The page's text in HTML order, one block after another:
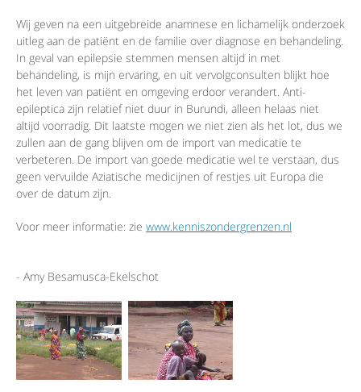
Wij geven na een uitgebreide anamnese en lichamelijk onderzoek
uitleg aan de patiënt en de familie over diagnose en behandeling.
In geval van epilepsie stemmen mensen altijd in met
behandeling, is mijn ervaring, en uit vervolgconsulten blijkt hoe
het leven van patiënt en omgeving erdoor verandert. Anti-
epileptica zijn relatief niet duur in Burundi, alleen helaas niet
altijd voorradig. Dit laatste mogen we niet zien als het lot, dus we
zullen aan de gang blijven om de import van medicatie te
verbeteren. De import van goede medicatie wel te verstaan, dus
geen vervuilde Aziatische medicijnen of restjes uit Europa die
over de datum zijn.
Voor meer informatie: zie www.kenniszondergrenzen.nl
- Amy Besamusca-Ekelschot